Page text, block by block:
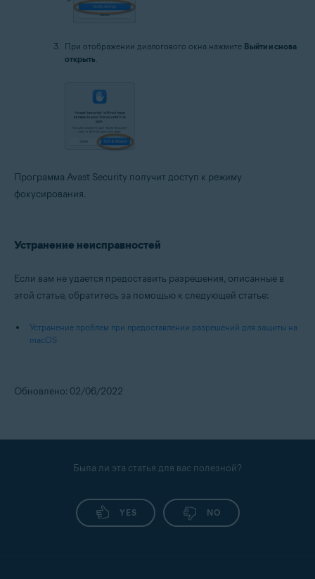
При отображении диалогового окна нажмите Выйти и снова
открыть.
Программа Avast Security получит доступ к режиму
фокусирования.
Устранение неисправностей
Если вам не удается предоставить разрешения, описанные в
этой статье, обратитесь за помощью к следующей статье:
Устранение проблем при предоставлении разрешений для защиты на
macOS
Обновлено: 02/06/2022
Была ли эта статья для вас полезной?
YES NO